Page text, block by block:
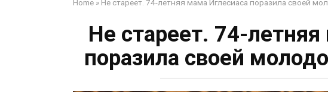
Home » Не стареет. 74-летняя мама Иглесиаса поразила своей
Не стареет. 74-
поразила своей